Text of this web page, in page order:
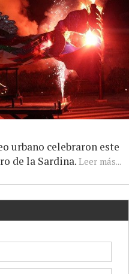
urbano celebraron este
de la Sardina. Leer más...